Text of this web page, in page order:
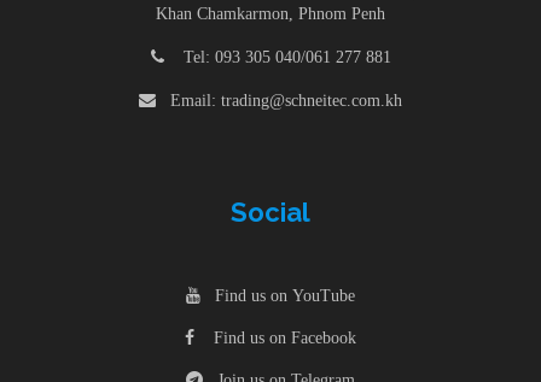
Khan Chamkarmon, Phnom Penh
Tel: 093 305 040/061 277 881
Email: trading@schneitec.com.kh
Social
Find us on YouTube
Find us on Facebook